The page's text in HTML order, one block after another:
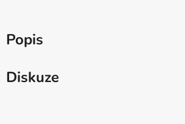
Popis
Diskuze